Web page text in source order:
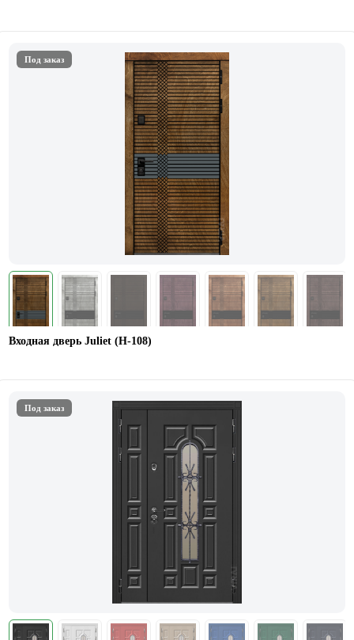
Под заказ
Входная дверь Juliet (Н-108)
Под заказ